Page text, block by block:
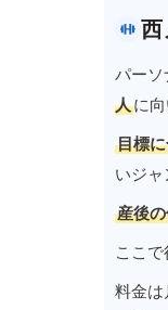
西
パーソ
人に向
目標
いジャ
産後
ここ
料金は